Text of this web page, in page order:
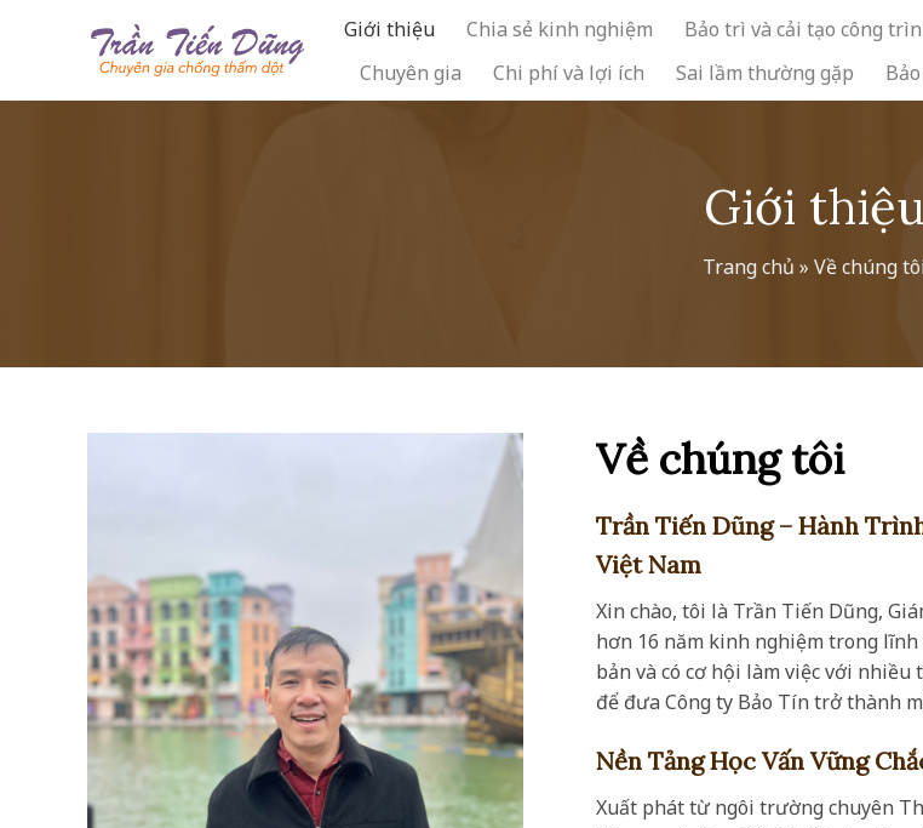
Giới thiệu Chia sẻ kinh nghiệm Bảo trì và cải tạo công
Chuyên gia
Chi phí và lợi ích Sai lầm thường gặp
Giới thiệu
Trang chủ » Về chúng
Về chúng tôi
Trần Tiến Dũng – Hành
Việt Nam
Xin chào, tôi là Trần Tiến Dũng,
hơn 16 năm kinh nghiệm trong
bản và có cơ hội làm việc với
để đưa Công ty Bảo Tín trở thành
Nền Tảng Học Vấn Vững
Xuất phát từ ngôi trường chuyên